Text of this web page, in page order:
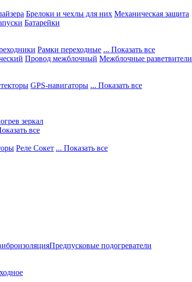
Брелоки и чехлы для них Механическая защита
Батарейки
Рамки переходные ... Показать все
Провод межблочный Межблочные разветвители
GPS-навигаторы ... Показать все
зеркал
все
Реле Сокет ... Показать все
Предпусковые подогреватели